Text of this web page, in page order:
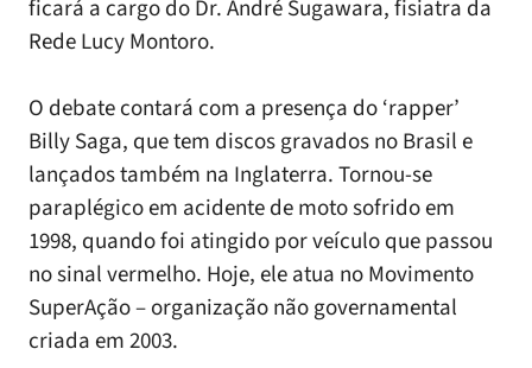
ficará a cargo do Dr. André Sugawara, fisiatra da
Rede Lucy Montoro.
O debate contará com a presença do ‘rapper’
Billy Saga, que tem discos gravados no Brasil e
lançados também na Inglaterra. Tornou-se
paraplégico em acidente de moto sofrido em
1998, quando foi atingido por veículo que passou
no sinal vermelho. Hoje, ele atua no Movimento
SuperAção – organização não governamental
criada em 2003.